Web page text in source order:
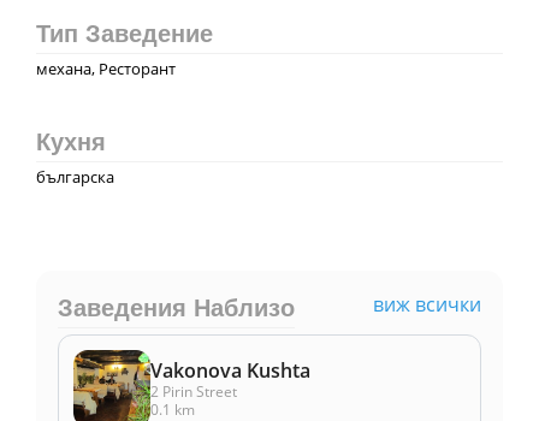
Тип Заведение
механа, Ресторант
Кухня
българска
Заведения Наблизо виж всички
Vakonova Kushta
2 Pirin Street
0.1 km